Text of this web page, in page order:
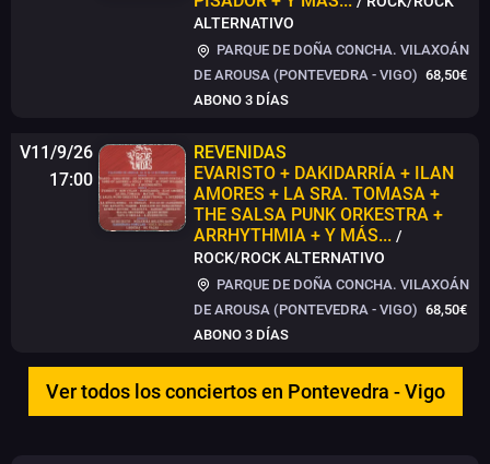
ALTERNATIVO
PARQUE DE DOÑA CONCHA. VILAXOÁN
DE AROUSA (PONTEVEDRA - VIGO) 68,50€
ABONO 3 DÍAS
V11/9/26
17:00
REVENIDAS
EVARISTO + DAKIDARRÍA + ILAN
AMORES + LA SRA. TOMASA +
THE SALSA PUNK ORKESTRA +
ARRHYTHMIA + Y MÁS... /
ROCK/ROCK ALTERNATIVO
PARQUE DE DOÑA CONCHA. VILAXOÁN
DE AROUSA (PONTEVEDRA - VIGO) 68,50€
ABONO 3 DÍAS
Ver todos los conciertos en Pontevedra - Vigo